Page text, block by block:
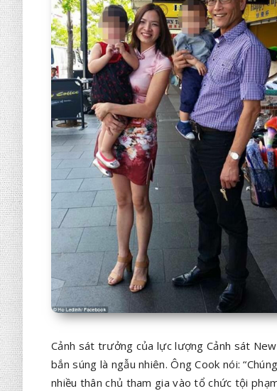
Cảnh sát trưởng của lực lượng Cảnh sát
bắn súng là ngẫu nhiên. Ông Cook nói:
nhiều thân chủ tham gia vào tổ chức tội